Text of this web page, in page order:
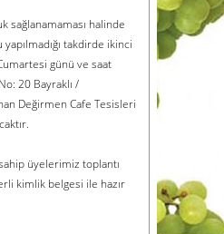
sağlanamaması halinde
takdirde ikinci
günü ve saat
20 Bayraklı /
Değirmen Cafe Tesisleri
üyelerimiz toplantı
kimlik belgesi ile hazır